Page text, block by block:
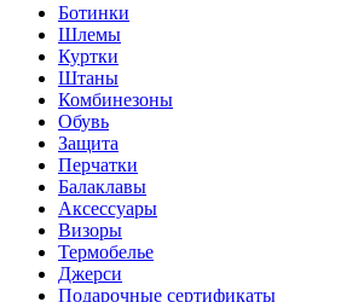
Ботинки
Шлемы
Куртки
Штаны
Комбинезоны
Обувь
Защита
Перчатки
Балаклавы
Аксессуары
Визоры
Термобелье
Джерси
Подарочные сертификаты